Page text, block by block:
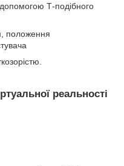
Т-подібного
положення
реальності